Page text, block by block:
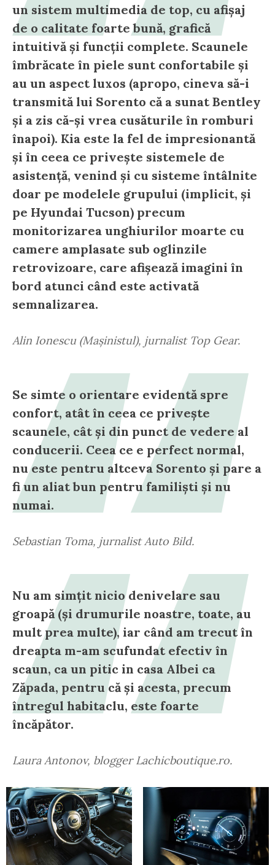
un sistem multimedia de top, cu afișaj
de o calitate foarte bună, grafică
intuitivă și funcții complete. Scaunele
îmbrăcate în piele sunt confortabile și
au un aspect luxos (apropo, cineva să-i
transmită lui Sorento că a sunat Bentley
și a zis că-și vrea cusăturile în romburi
înapoi). Kia este la fel de impresionantă
și în ceea ce privește sistemele de
asistență, venind și cu sisteme întâlnite
doar pe modelele grupului (implicit, și
pe Hyundai Tucson) precum
monitorizarea unghiurilor moarte cu
camere amplasate sub oglinzile
retrovizoare, care afișează imagini în
bord atunci când este activată
semnalizarea.
Alin Ionescu (Mașinistul), jurnalist Top Gear.
Se simte o orientare evidentă spre
confort, atât în ceea ce privește
scaunele, cât și din punct de vedere al
conducerii. Ceea ce e perfect normal,
nu este pentru altceva Sorento și pare a
fi un aliat bun pentru familiști și nu
numai.
Sebastian Toma, jurnalist Auto Bild.
Nu am simțit nicio denivelare sau
groapă (și drumurile noastre, toate, au
mult prea multe), iar când am trecut în
dreapta m-am scufundat efectiv în
scaun, ca un pitic in casa Albei ca
Zăpada, pentru că și acesta, precum
întregul habitaclu, este foarte
încăpător.
Laura Antonov, blogger Lachicboutique.ro.